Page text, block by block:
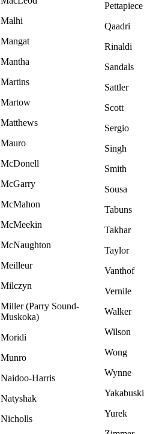
Malhi
Mangat
Mantha
Martins
Martow
Matthews
Mauro
McDonell
McGarry
McMahon
McMeekin
McNaughton
Meilleur
Milczyn
Miller (Parry Sound-
Muskoka)
Moridi
Munro
Naidoo-Harris
Natyshak
Nicholls
Pettapiece
Qaadri
Rinaldi
Sandals
Sattler
Scott
Sergio
Singh
Smith
Sousa
Tabuns
Takhar
Taylor
Vanthof
Vernile
Walker
Wilson
Wong
Wynne
Yakabuski
Yurek